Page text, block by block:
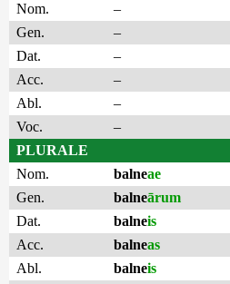
Nom.
–
Gen.
–
Dat.
–
Acc.
–
Abl.
–
Voc.
–
PLURALE
Nom.
balneae
Gen.
balneārum
Dat.
balneis
Acc.
balneas
Abl.
balneis